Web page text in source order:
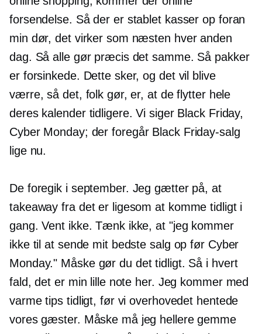
forsendelse. Så der er stablet kasser op foran
min dør, det virker som næsten hver anden
dag. Så alle gør præcis det samme. Så pakker
er forsinkede. Dette sker, og det vil blive
værre, så det, folk gør, er, at de flytter hele
deres kalender tidligere. Vi siger Black Friday,
Cyber ​​Monday; der foregår Black Friday-salg
lige nu.
De foregik i september. Jeg gætter på, at
takeaway fra det er ligesom at komme tidligt i
gang. Vent ikke. Tænk ikke, at "jeg kommer
ikke til at sende mit bedste salg op før Cyber ​​
Monday." Måske gør du det tidligt. Så i hvert
fald, det er min lille note her. Jeg kommer med
varme tips tidligt, før vi overhovedet hentede
vores gæster. Måske må jeg hellere gemme